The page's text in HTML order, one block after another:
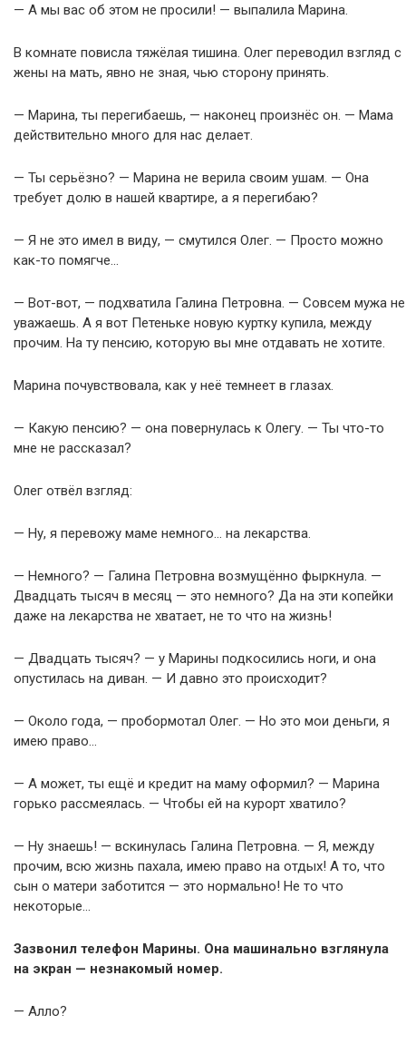
— А мы вас об этом не просили! — выпалила Марина.
В комнате повисла тяжёлая тишина. Олег переводил взгляд с
жены на мать, явно не зная, чью сторону принять.
— Марина, ты перегибаешь, — наконец произнёс он. — Мама
действительно много для нас делает.
— Ты серьёзно? — Марина не верила своим ушам. — Она
требует долю в нашей квартире, а я перегибаю?
— Я не это имел в виду, — смутился Олег. — Просто можно
как-то помягче…
— Вот-вот, — подхватила Галина Петровна. — Совсем мужа не
уважаешь. А я вот Петеньке новую куртку купила, между
прочим. На ту пенсию, которую вы мне отдавать не хотите.
Марина почувствовала, как у неё темнеет в глазах.
— Какую пенсию? — она повернулась к Олегу. — Ты что-то
мне не рассказал?
Олег отвёл взгляд:
— Ну, я перевожу маме немного… на лекарства.
— Немного? — Галина Петровна возмущённо фыркнула. —
Двадцать тысяч в месяц — это немного? Да на эти копейки
даже на лекарства не хватает, не то что на жизнь!
— Двадцать тысяч? — у Марины подкосились ноги, и она
опустилась на диван. — И давно это происходит?
— Около года, — пробормотал Олег. — Но это мои деньги, я
имею право…
— А может, ты ещё и кредит на маму оформил? — Марина
горько рассмеялась. — Чтобы ей на курорт хватило?
— Ну знаешь! — вскинулась Галина Петровна. — Я, между
прочим, всю жизнь пахала, имею право на отдых! А то, что
сын о матери заботится — это нормально! Не то что
некоторые…
Зазвонил телефон Марины. Она машинально взглянула
на экран — незнакомый номер.
— Алло?